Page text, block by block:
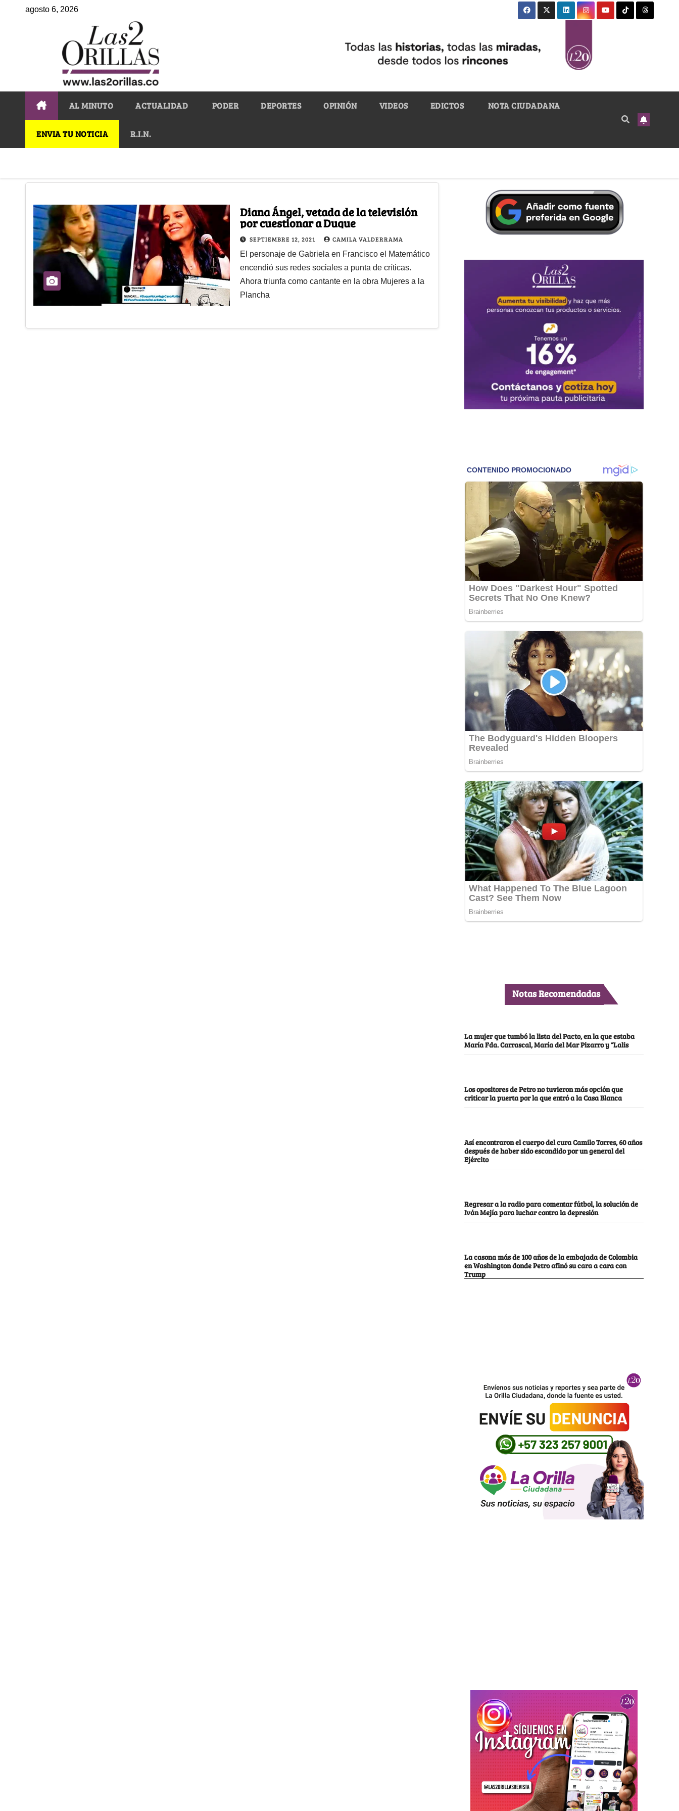
agosto 6, 2026
AL MINUTO ACTUALIDAD PODER DEPORTES OPINIÓN VIDEOS EDICTOS NOTA CIUDADANA
ENVIA TU NOTICIA R.I.N.
Diana Ángel, vetada de la televisión
por cuestionar a Duque
SEPTIEMBRE 12, 2021 CAMILA VALDERRAMA
El personaje de Gabriela en Francisco el Matemático
encendió sus redes sociales a punta de críticas.
Ahora triunfa como cantante en la obra Mujeres a la
Plancha
Notas Recomendadas
La mujer que tumbó la lista del Pacto, en la que estaba
María Fda. Carrascal, María del Mar Pizarro y “Lalis
Los opositores de Petro no tuvieron más opción que
criticar la puerta por la que entró a la Casa Blanca
Así encontraron el cuerpo del cura Camilo Torres, 60 años
después de haber sido escondido por un general del
Ejército
Regresar a la radio para comentar fútbol, la solución de
Iván Mejía para luchar contra la depresión
La casona más de 100 años de la embajada de Colombia
en Washington donde Petro afinó su cara a cara con
Trump